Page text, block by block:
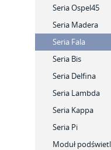
Seria Ospel45
Seria Madera
Seria Fala
Seria Bis
Seria Delfina
Seria Lambda
Seria Kappa
Seria Pi
Moduł